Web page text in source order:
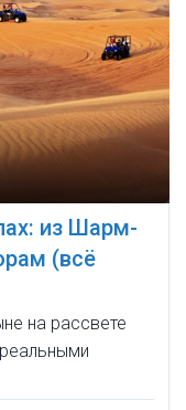
из Шарм-
(всё
на рассвете